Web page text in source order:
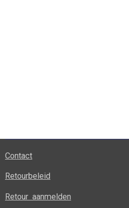
Contact
Retourbeleid
Retour aanmelden